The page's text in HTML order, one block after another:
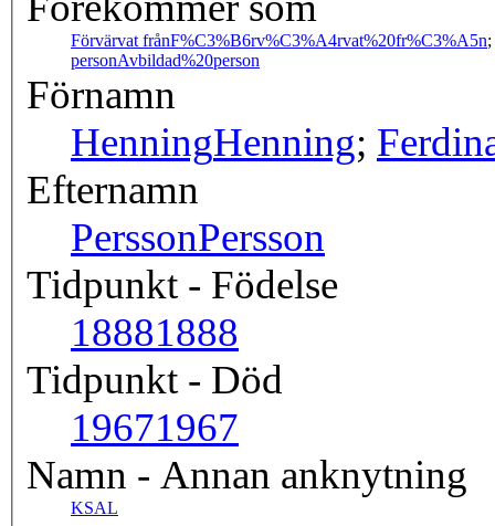
Förvärvat frånF%C3%B6rv%C3%A4rvat%20fr%C3%A5n;
personAvbildad%20person
Förnamn
HenningHenning;
Efternamn
PerssonPersson
Tidpunkt - Födelse
18881888
Tidpunkt - Död
19671967
Namn - Annan anknytning
KSAL